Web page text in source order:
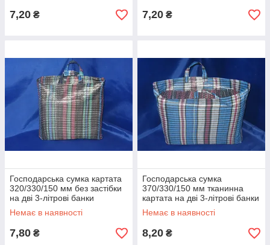
7,20 ₴ 7,20 ₴
Господарська сумка картата
320/330/150 мм без застібки
на дві 3-літрові банки
Немає в наявності
7,80 ₴
Господарська сумка
370/330/150 мм тканинна
картата на дві 3-літрові банки
Немає в наявності
8,20 ₴